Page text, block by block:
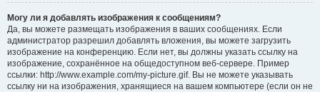
Могу ли я добавлять изображения к сообщениям?
Да, вы можете размещать изображения в ваших сообщениях. Если
администратор разрешил добавлять вложения, вы можете загрузить
изображение на конференцию. Если нет, вы должны указать ссылку на
изображение, сохранённое на общедоступном веб-сервере. Пример
ссылки: http://www.example.com/my-picture.gif. Вы не можете указывать
ссылку ни на изображения, хранящиеся на вашем компьютере (если он не